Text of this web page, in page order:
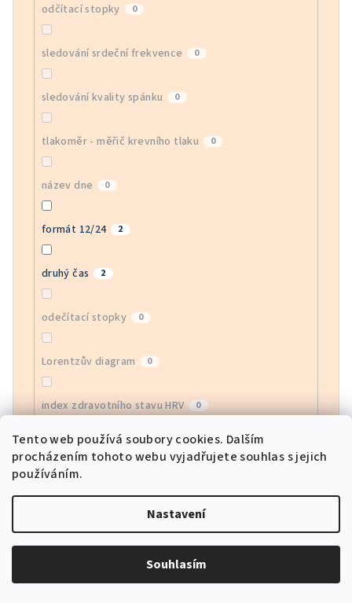
Tento web používá soubory cookies. Dalším
procházením tohoto webu vyjadřujete souhlas s jejich
používáním.
Nastavení
Souhlasím
odčítací stopky 0
sledování srdeční frekvence 0
sledování kvality spánku 0
tlakoměr - měřič krevního tlaku 0
název dne 0
formát 12/24 2
druhý čas 2
odečítací stopky 0
Lorentzův diagram 0
index zdravotního stavu HRV 0
monitor EGG
monitor krevního kyslíku 0
sledování srdeční frekvence APP 0
sportovní režimy 0